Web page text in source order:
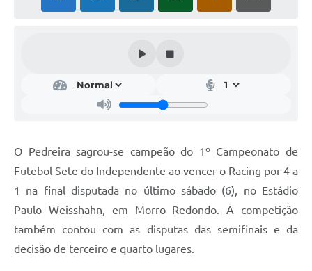
Carta de Serviços
Projetos
R.H
Telefones Úteis
O Pedreira sagrou-se campeão do 1º Campeonato de
Futebol Sete do Independente ao vencer o Racing por 4 a
1 na final disputada no último sábado (6), no Estádio
Paulo Weisshahn, em Morro Redondo. A competição
também contou com as disputas das semifinais e da
decisão de terceiro e quarto lugares.